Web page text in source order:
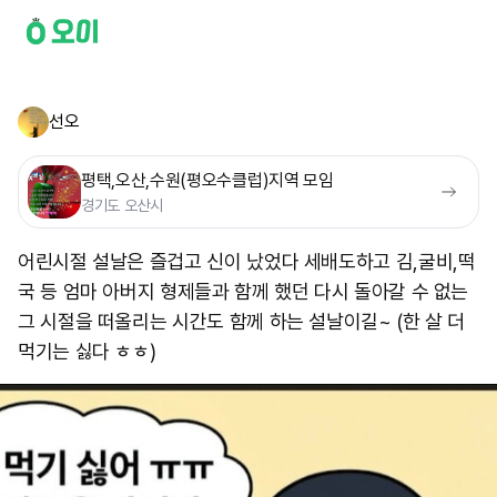
선오
평택,오산,수원(평오수클럽)지역 모임
경기도 오산시
어린시절 설날은 즐겁고 신이 났었다 세배도하고 김,굴비,떡
국 등 엄마 아버지 형제들과 함께 했던 다시 돌아갈 수 없는
그 시절을 떠올리는 시간도 함께 하는 설날이길~ (​한 살 더
먹기는 싫다 ㅎㅎ)